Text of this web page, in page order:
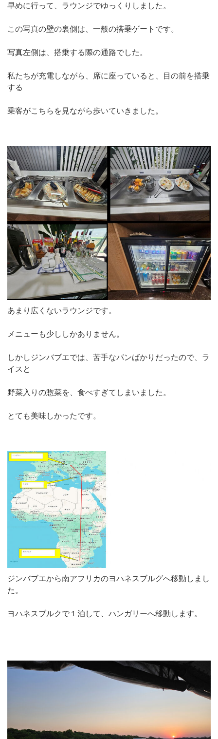
早めに行って、ラウンジでゆっくりしました。
この写真の壁の裏側は、一般の搭乗ゲートです。
写真左側は、搭乗する際の通路でした。
私たちが充電しながら、席に座っていると、目の前を搭乗
する
乗客がこちらを見ながら歩いていきました。
あまり広くないラウンジです。
メニューも少ししかありません。
しかしジンバブエでは、苦手なパンばかりだったので、ラ
イスと
野菜入りの惣菜を、食べすぎてしまいました。
とても美味しかったです。
ジンバブエから南アフリカのヨハネスブルグへ移動しまし
た。
ヨハネスブルクで１泊して、ハンガリーへ移動します。